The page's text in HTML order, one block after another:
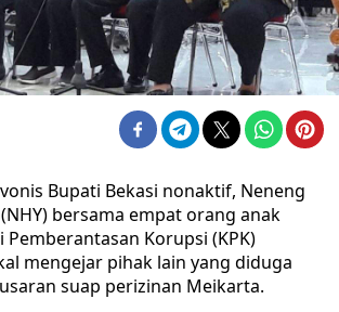
Bupati Bekasi nonaktif, Neneng
bersama empat orang anak
Pemberantasan Korupsi (KPK)
mengejar pihak lain yang diduga
suap perizinan Meikarta.